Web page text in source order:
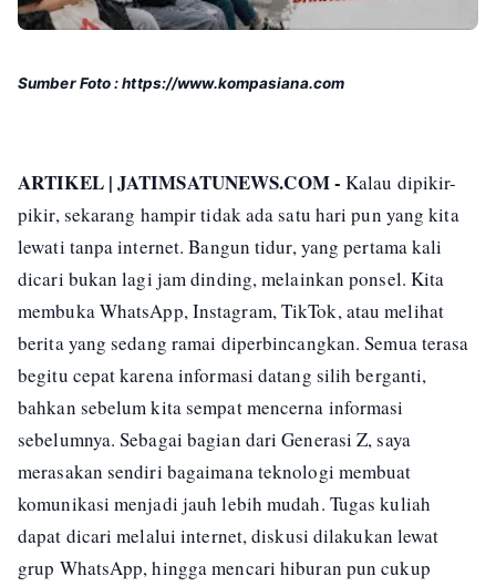
Sumber Foto : https://www.kompasiana.com
ARTIKEL | JATIMSATUNEWS.COM - Kalau dipikir-
pikir, sekarang hampir tidak ada satu hari pun yang kita
lewati tanpa internet. Bangun tidur, yang pertama kali
dicari bukan lagi jam dinding, melainkan ponsel. Kita
membuka WhatsApp, Instagram, TikTok, atau melihat
berita yang sedang ramai diperbincangkan. Semua terasa
begitu cepat karena informasi datang silih berganti,
bahkan sebelum kita sempat mencerna informasi
sebelumnya. Sebagai bagian dari Generasi Z, saya
merasakan sendiri bagaimana teknologi membuat
komunikasi menjadi jauh lebih mudah. Tugas kuliah
dapat dicari melalui internet, diskusi dilakukan lewat
grup WhatsApp, hingga mencari hiburan pun cukup